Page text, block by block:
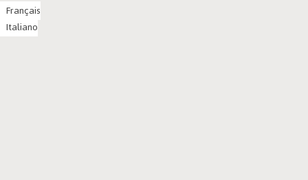
Français
Italiano